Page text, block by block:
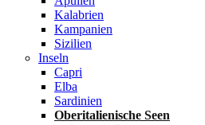
Kalabrien
Kampanien
Sizilien
Inseln
Capri
Elba
Sardinien
Oberitalienische Seen